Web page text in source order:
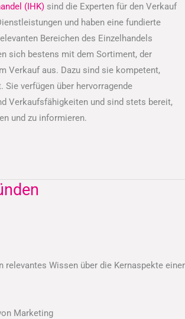
(IHK) sind die Experten für den Verkauf
und haben eine fundierte
Bereichen des Einzelhandels
sich bestens mit dem Sortiment, der
Verkauf aus. Dazu sind sie kompetent,
Sie verfügen über hervorragende
Verkaufsfähigkeiten und sind stets bereit,
und zu informieren.
relevantes Wissen über die Kernaspekte einer
Marketing